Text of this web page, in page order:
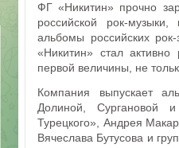
ФГ «Никитин» прочно
российской рок-
альбомы российских
«Никитин» стал
первой величины, не
Компания выпускает
Долиной, Сургановой
Турецкого», Андрея
Вячеслава Бутусова и